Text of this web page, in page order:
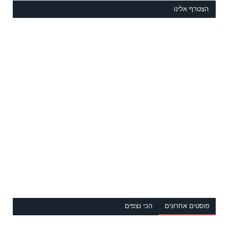
הצטרף אלינו
פוסטים אחרונים הכי נצפים